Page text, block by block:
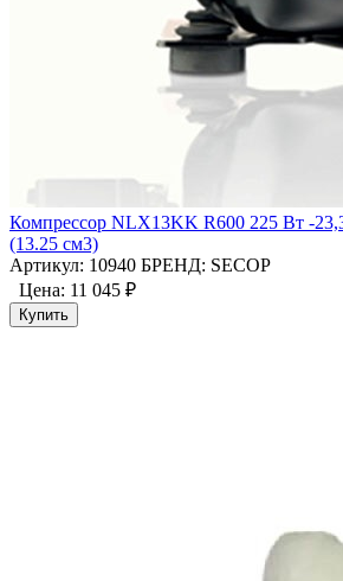
Компрессор NLX13KK R600 225 Вт -
(13.25 см3)
Артикул: 10940 БРЕНД: SECOP
Цена: 11 045 ₽
Купить